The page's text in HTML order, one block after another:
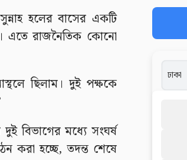
হলের বাসের একটি
এতে রাজনৈতিক কোনো
ছিলাম। দুই পক্ষকে
বিভাগের মধ্যে সংঘর্ষ
করা হচ্ছে, তদন্ত শেষে